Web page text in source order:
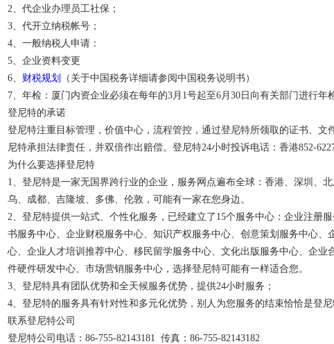
2、代企业办理员工社保；
3、代开立纳税帐号；
4、一般纳税人申请：
5、企业资料变更
6、 财税规划
（关于中国税务详细请参阅中国税务说明书）
7、年检：厦门内资企业必须在每年的3月1号起至6月30日向有关部门进行年
登尼特的承诺
登尼特注重目标管理，价值中心，流程管控，通过登尼特所领取的证书、文
尼特承担法律责任，并双倍作出赔偿。登尼特24小时投诉电话：香港852-6227
为什么要选择登尼特
1、登尼特是一家无国界跨行业的企业，服务网点遍布全球：香港、深圳、
乌、成都、吉隆坡、多佛、伦敦，可能有一家在您身边。
2、登尼特提供一站式、个性化服务，已经建立了15个服务中心：企业注册
书服务中心、企业财税服务中心、知识产权服务中心、创意策划服务中心、
心、企业人才培训推荐中心、移民留学服务中心、文化出版服务中心、企业
件硬件研发中心、市场营销服务中心，选择登尼特可能有一样适合您。
3、登尼特具有团队优势和全天候服务优势，提供24小时服务；
4、登尼特的服务具有针对性和多元化优势，别人为您服务的结束恰恰是登尼
联系登尼特公司
登尼特公司电话：86-755-82143181 传真：86-755-82143182